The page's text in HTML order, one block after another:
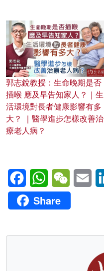
郭志銳教授：生命晚期是否
插喉 應及早告知家人？｜生
活環境對長者健康影響有多
大？ ｜醫學進步怎樣改善治
療老人病？
FacebookWhatsAppWeChat
Share